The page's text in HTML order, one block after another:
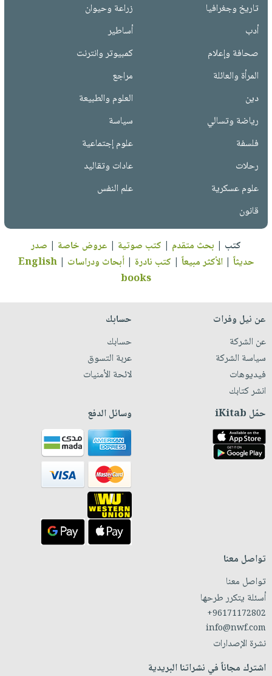
تاريخ وجغرافيا
زراعة وحيوان
أدب
أساطير
صحافة وإعلام
كمبيوتر وانترنت
المرأة والعائلة
مراجع
دين
العلوم والطبيعة
رياضة وتسالي
سياسة
فلسفة
علوم إجتماعية
رحلات
عادات وتقاليد
علوم عسكرية
علم النفس
قانون
كتب | بحث متقدم | كتب صوتية | عروض خاصة | صدر
حديثاً |الأكثر مبيعاً | كتب نادرة |أبحاث ودراسات |
English
books
عن نيل وفرات
عن الشركة
سياسة الشركة
فيديوهات
انشر كتابك
حسابك
حسابك
عربة التسوق
لائحة الأمنيات
حمّل iKitab وسائل الدفع
تواصل معنا
تواصل معنا
أسئلة يتكرر طرحها
+96171172802
info@nwf.com
نشرة الإصدارات
اشترك مجاناً في نشراتنا البريدية